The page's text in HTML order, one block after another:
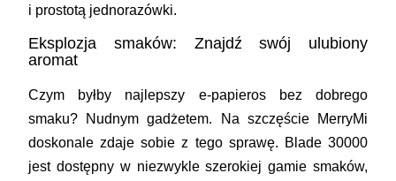
i prostotą jednorazówki.
Eksplozja smaków: Znajdź swój ulubiony
aromat
Czym byłby najlepszy e-papieros bez dobrego
smaku? Nudnym gadżetem. Na szczęście MerryMi
doskonale zdaje sobie z tego sprawę. Blade 30000
jest dostępny w niezwykle szerokiej gamie smaków,